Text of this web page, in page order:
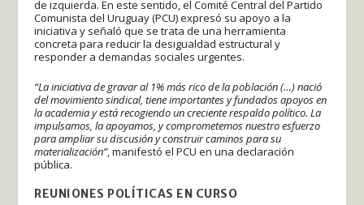
de izquierda. En este sentido, el Comité Central del Partido
Comunista del Uruguay (PCU) expresó su apoyo a la
iniciativa y señaló que se trata de una herramienta
concreta para reducir la desigualdad estructural y
responder a demandas sociales urgentes.
“La iniciativa de gravar al 1% más rico de la población (…) nació
del movimiento sindical, tiene importantes y fundados apoyos en
la academia y está recogiendo un creciente respaldo político. La
impulsamos, la apoyamos, y comprometemos nuestro esfuerzo
para ampliar su discusión y construir caminos para su
materialización”, manifestó el PCU en una declaración
pública.
REUNIONES POLÍTICAS EN CURSO